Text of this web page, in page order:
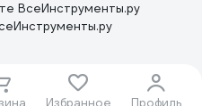
Избранное Профиль
ВсеИнструменты.ру